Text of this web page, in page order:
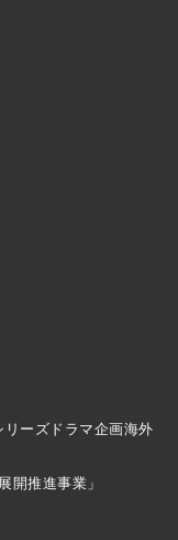
ーズドラマ企画海外
開推進事業」